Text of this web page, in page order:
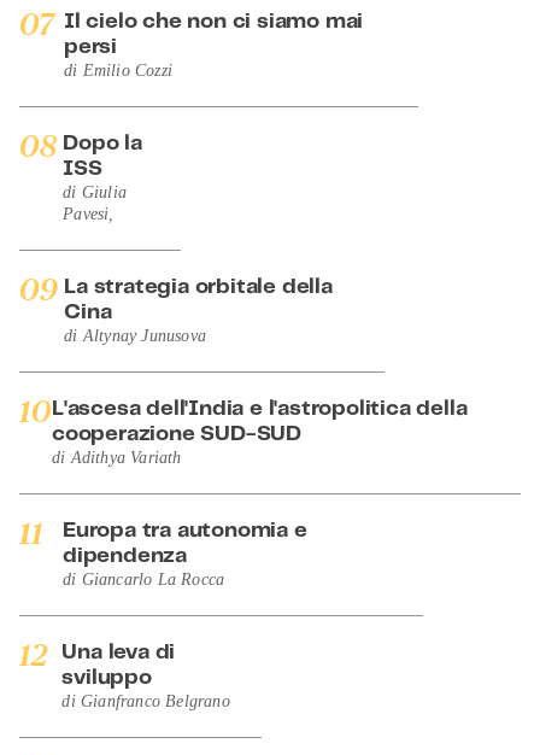
07 Il cielo che non ci siamo mai
persi
di Emilio Cozzi
08 Dopo la
ISS
di Giulia
Pavesi
09 La strategia orbitale della
Cina
di Altynay Junusova
10L'ascesa dell'India e l'astropolitica della
cooperazione SUD-SUD
di Adithya Variath
11
Europa tra autonomia e
dipendenza
di Giancarlo La Rocca
12
Una leva di
sviluppo
di Gianfranco Belgrano